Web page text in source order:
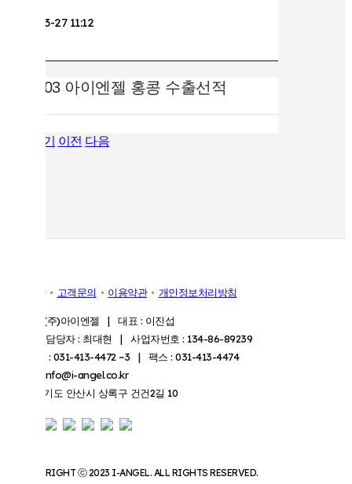
2024-03-27 11:12
2024.03 아이엔젤 홍콩 수출선적
목록보기 이전 다음
고객문의 이용약관 개인정보처리방침
회사명 : (주)아이엔젤 | 대표 : 이진섭
개인정보담당자 : 최대현 | 사업자번호 : 134-86-89239
대표번호 : 031-413-4472 ~3 | 팩스 : 031-413-4474
이메일 : info@i-angel.co.kr
주소 : 경기도 안산시 상록구 건건2길 10
COPYRIGHT ⓒ 2023 I-ANGEL. ALL RIGHTS RESERVED.